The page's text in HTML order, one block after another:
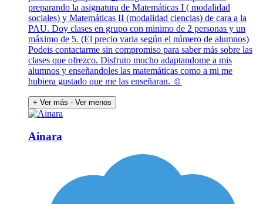
preparando la asignatura de Matemáticas I ( modalidad
sociales) y Matemáticas II (modalidad ciencias) de cara a la
PAU. Doy clases en grupo con minimo de 2 personas y un
máximo de 5. (El precio varia según el número de alumnos)
Podeis contactarme sin compromiso para saber más sobre las
clases que ofrezco. Disfruto mucho adaptandome a mis
alumnos y enseñandoles las matemáticas como a mi me
hubiera gustado que me las enseñaran. ☺️
+ Ver más - Ver menos
Ainara